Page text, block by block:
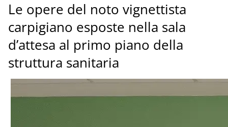
Le opere del noto vignettista
carpigiano esposte nella sala
d’attesa al primo piano della
struttura sanitaria